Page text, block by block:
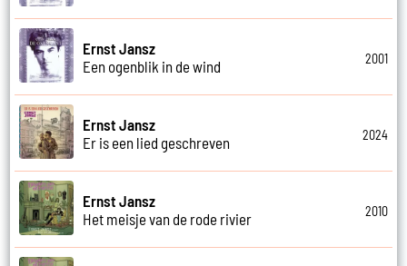
Ernst Jansz
Een ogenblik in de wind
2001
Ernst Jansz
Er is een lied geschreven
2024
Ernst Jansz
Het meisje van de rode rivier
2010